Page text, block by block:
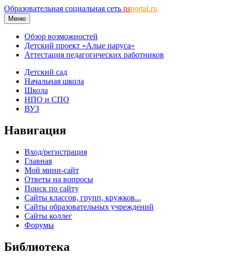
Образовательная социальная сеть nsportal.ru
Меню
Обзор возможностей
Детский проект «Алые паруса»
Аттестация педагогических работников
Детский сад
Начальная школа
Школа
НПО и СПО
ВУЗ
Навигация
Вход/регистрация
Главная
Мой мини-сайт
Ответы на вопросы
Поиск по сайту
Сайты классов, групп, кружков...
Сайты образовательных учреждений
Сайты коллег
Форумы
Библиотека